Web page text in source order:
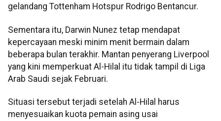
gelandang Tottenham Hotspur Rodrigo Bentancur.
Sementara itu, Darwin Nunez tetap mendapat
kepercayaan meski minim menit bermain dalam
beberapa bulan terakhir. Mantan penyerang Liverpool
yang kini memperkuat Al-Hilal itu tidak tampil di Liga
Arab Saudi sejak Februari.
Situasi tersebut terjadi setelah Al-Hilal harus
menyesuaikan kuota pemain asing usai